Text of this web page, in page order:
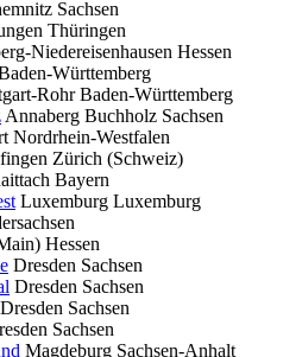
Sachsen
Thüringen
Niedereisenhausen Hessen
Württemberg
Rohr Baden-Württemberg
Annaberg Buchholz Sachsen
Nordrhein-Westfalen
Zürich (Schweiz)
Bayern
Luxemburg Luxemburg
Hessen
Dresden Sachsen
Dresden Sachsen
Dresden Sachsen
Sachsen
Magdeburg Sachsen-Anhalt